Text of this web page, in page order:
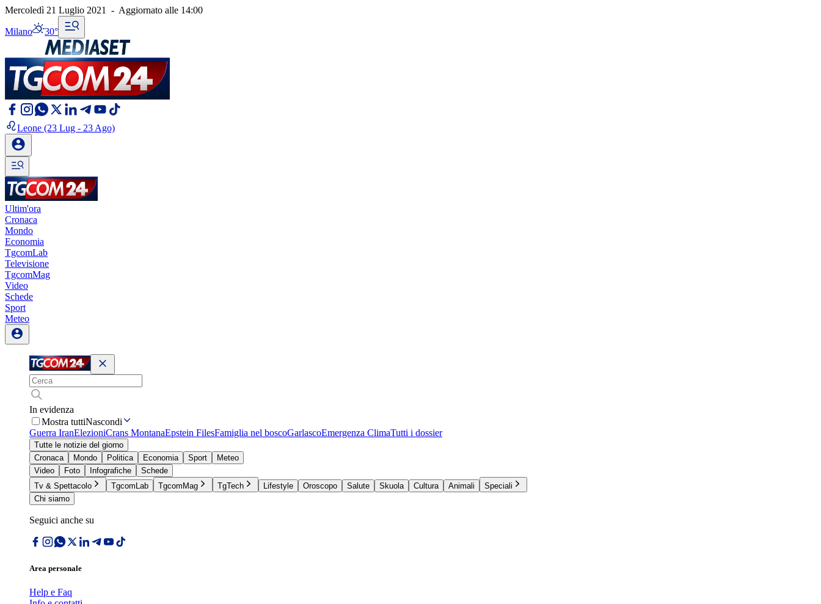
Mercoledì 21 Luglio 2021 - Aggiornato alle 14:00
Milano 30°
Leone (23 Lug - 23 Ago)
Ultim'ora
Cronaca
Mondo
Economia
TgcomLab
Televisione
TgcomMag
Video
Schede
Sport
Meteo
In evidenza
Mostra tuttiNascondi
Guerra IranElezioniCrans MontanaEpstein FilesFamiglia nel boscoGarlascoEmergenza ClimaTutti i dossier
Tutte le notizie del giorno
Cronaca
Mondo Politica Economia Sport
Meteo
Video
Foto Infografiche
Schede
Tv & Spettacolo
TgcomLab TgcomMag TgTech Lifestyle Oroscopo Salute Skuola Cultura Animali
Speciali
Chi siamo
Seguici anche su
Area personale
Help e Faq